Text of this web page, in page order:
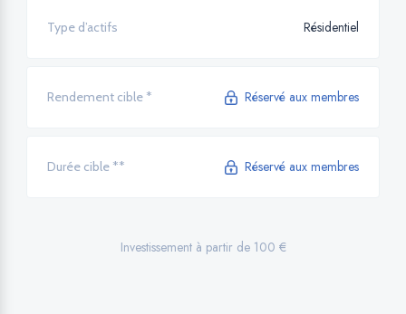
Type d’actifs Résidentiel
Rendement cible * Réservé aux membres
Durée cible ** Réservé aux membres
Investissement à partir de 100 €